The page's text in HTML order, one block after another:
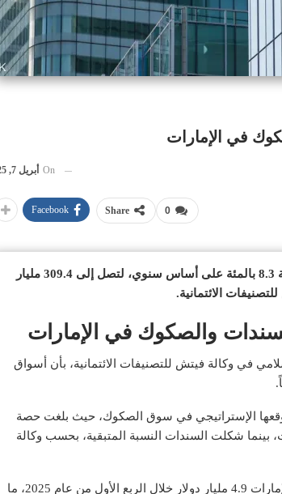
On أبريل 7, 2025
0
Share
Facebook
ارتفعت إصدارات الصكوك والسندات القائمة في الإمارات بنسبة 8.3 بالمئة على أساس سنوي، لتصل إلى 309.4 مليار
في وكالة فيتش للتصنيفات الائتمانية، بأن أسواق
الإستراتيجي في سوق الصكوك، حيث بلغت حصة
بينما شكلت السندات النسبة المتبقية، بحسب وكالة
وعلى صعيد الإصدارات الجديدة، بلغت إصدارات الصكوك في الإمارات 4.9 مليار دولار خلال الربع الأول من عام 2025، ما